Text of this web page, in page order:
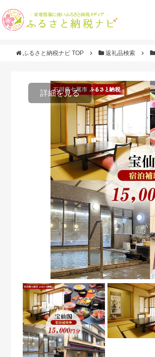
ふるさと納税ナビ TOP 返礼品検索
詳細を見る